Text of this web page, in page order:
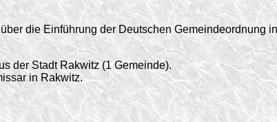
die Einführung der Deutschen Gemeindeordnung
der Stadt Rakwitz (1 Gemeinde).
in Rakwitz.